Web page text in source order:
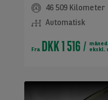
46 509 Kilometer
Automatisk
FraDKK 1 516
måned
ekskl.